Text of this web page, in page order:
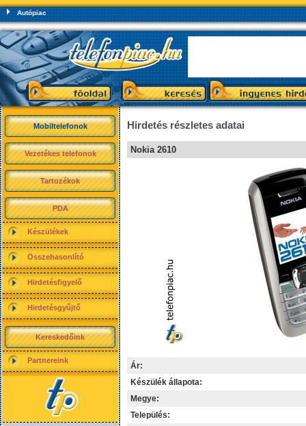
Autópiac
Mobiltelefonok
Vezetékes telefonok
Tartozékok
PDA
Készülékek
Összehasonlító
Hirdetésfigyelő
Hirdetésgyűjtő
Kereskedőink
Partnereink
Hirdetés részletes adatai
Nokia 2610
Ár:
Készülék állapota:
Megye:
Település: